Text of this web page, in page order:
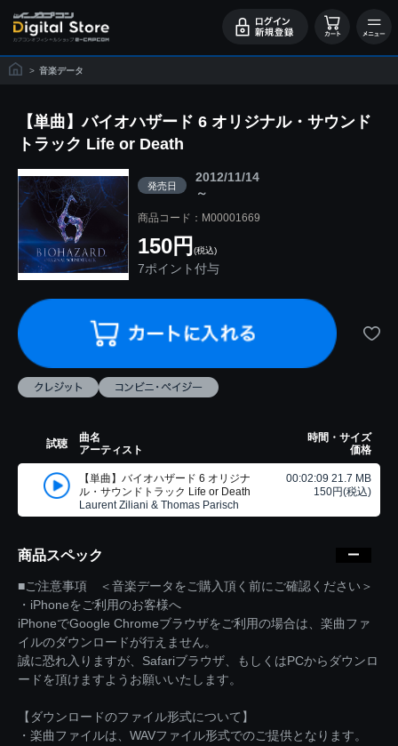
> 音楽データ
【単曲】バイオハザード 6 オリジナル・サウンド
トラック Life or Death
発売日
2012/11/14
～
商品コード：M00001669
150円 (税込)
7ポイント付与
試聴
曲名
アーティスト
時間・サイズ
価格
【単曲】バイオハザード 6 オリジナ
ル・サウンドトラック Life or Death
Laurent Ziliani & Thomas Parisch
00:02:09 21.7 MB
150円(税込)
商品スペック
■ご注意事項 ＜音楽データをご購入頂く前にご確認ください＞
・iPhoneをご利用のお客様へ
iPhoneでGoogle Chromeブラウザをご利用の場合は、楽曲ファ
イルのダウンロードが行えません。
誠に恐れ入りますが、Safariブラウザ、もしくはPCからダウンロ
ードを頂けますようお願いいたします。
【ダウンロードのファイル形式について】
・楽曲ファイルは、WAVファイル形式でのご提供となります。